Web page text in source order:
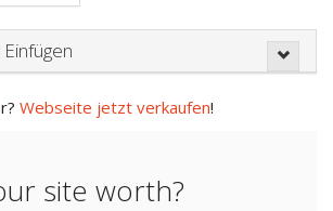
Webseite jetzt verkaufen!
site worth?